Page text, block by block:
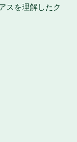
スを理解したク